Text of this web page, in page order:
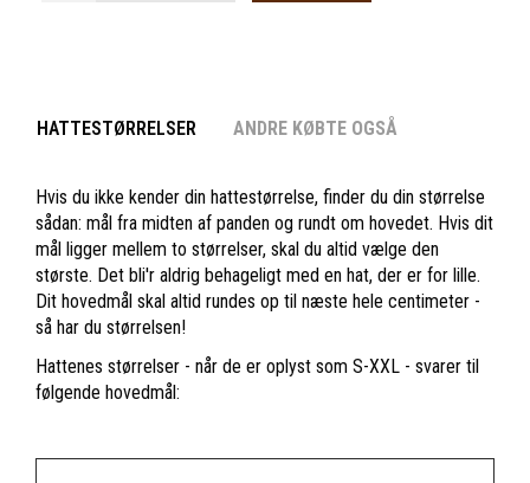
HATTESTØRRELSER ANDRE KØBTE OGSÅ
Hvis du ikke kender din hattestørrelse, finder du din størrelse
sådan: mål fra midten af panden og rundt om hovedet. Hvis dit
mål ligger mellem to størrelser, skal du altid vælge den
største. Det bli'r aldrig behageligt med en hat, der er for lille.
Dit hovedmål skal altid rundes op til næste hele centimeter -
så har du størrelsen!
Hattenes størrelser - når de er oplyst som S-XXL - svarer til
følgende hovedmål: